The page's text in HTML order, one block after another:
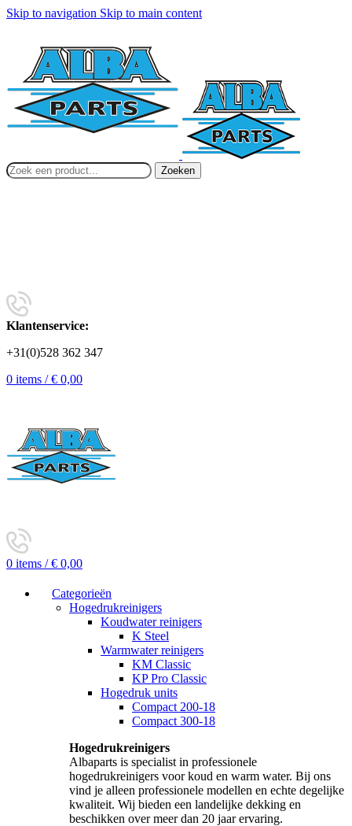
Skip to navigation Skip to main content
Zoeken
Klantenservice:
+31(0)528 362 347
0 items / € 0,00
0 items / € 0,00
Categorieën
Hogedrukreinigers
Koudwater reinigers
K Steel
Warmwater reinigers
KM Classic
KP Pro Classic
Hogedruk units
Compact 200-18
Compact 300-18
Hogedrukreinigers
Albaparts is specialist in professionele
hogedrukreinigers voor koud en warm water. Bij ons
vind je alleen professionele modellen en echte degelijke
kwaliteit. Wij bieden een landelijke dekking en
beschikken over meer dan 20 jaar ervaring.